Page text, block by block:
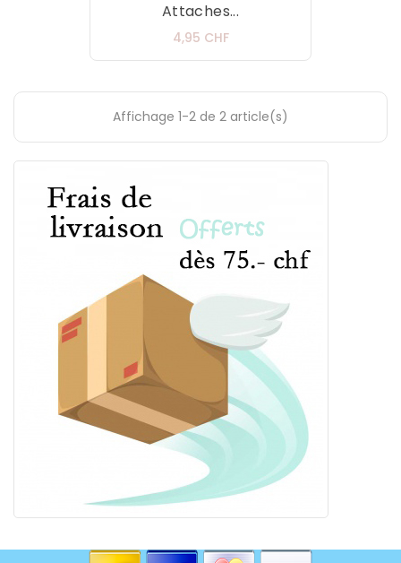
Attaches...
4,95 CHFPrix
Affichage 1-2 de 2 article(s)